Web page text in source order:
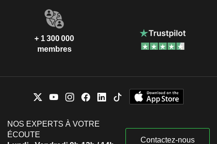
+ 1 300 000
membres
NOS EXPERTS À VOTRE
ÉCOUTE
Contactez-nous